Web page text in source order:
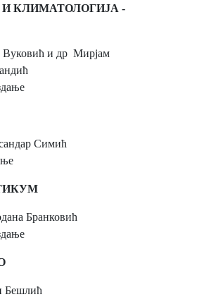
КЛИМАТОЛОГИЈА -
Вуковић и др Мирјам
Симић
Бранковић
Бешлић